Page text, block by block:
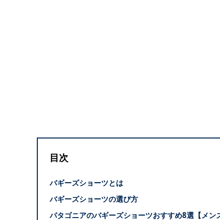
目次
バギーズショーツとは
バギーズショーツの選び方
パタゴニアのバギーズショーツおすすめ8選【メン